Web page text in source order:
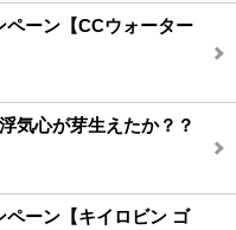
ーン【CCウォーター
気心が芽生えたか？？
ーン【キイロビン ゴ